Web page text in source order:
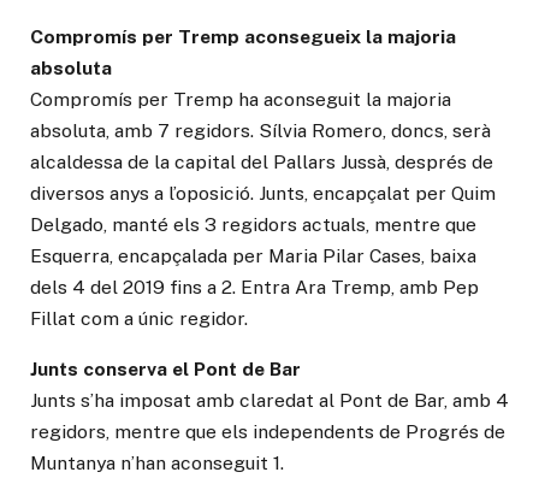
Compromís per Tremp aconsegueix la majoria
absoluta
Compromís per Tremp ha aconseguit la majoria
absoluta, amb 7 regidors. Sílvia Romero, doncs, serà
alcaldessa de la capital del Pallars Jussà, després de
diversos anys a l’oposició. Junts, encapçalat per Quim
Delgado, manté els 3 regidors actuals, mentre que
Esquerra, encapçalada per Maria Pilar Cases, baixa
dels 4 del 2019 fins a 2. Entra Ara Tremp, amb Pep
Fillat com a únic regidor.
Junts conserva el Pont de Bar
Junts s’ha imposat amb claredat al Pont de Bar, amb 4
regidors, mentre que els independents de Progrés de
Muntanya n’han aconseguit 1.